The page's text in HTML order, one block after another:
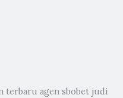
terbaru agen sbobet judi